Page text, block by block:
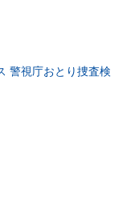
警視庁おとり捜査検